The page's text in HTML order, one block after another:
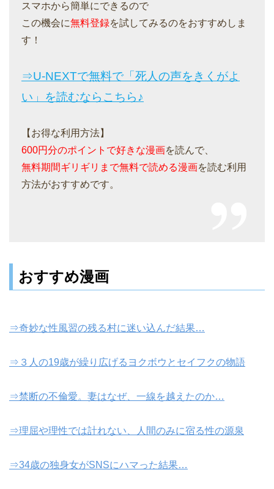
スマホから簡単にできるので
この機会に無料登録を試してみるのをおすすめしま
す！
⇒U-NEXTで無料で「死人の声をきくがよ
い」を読むならこちら♪
【お得な利用方法】
600円分のポイントで好きな漫画を読んで、
無料期間ギリギリまで無料で読める漫画を読む利用
方法がおすすめです。
おすすめ漫画
⇒奇妙な性風習の残る村に迷い込んだ結果…
⇒３人の19歳が繰り広げるヨクボウとセイフクの物語
⇒禁断の不倫愛。妻はなぜ、一線を越えたのか…
⇒理屈や理性では計れない、人間のみに宿る性の源泉
⇒34歳の独身女がSNSにハマった結果…